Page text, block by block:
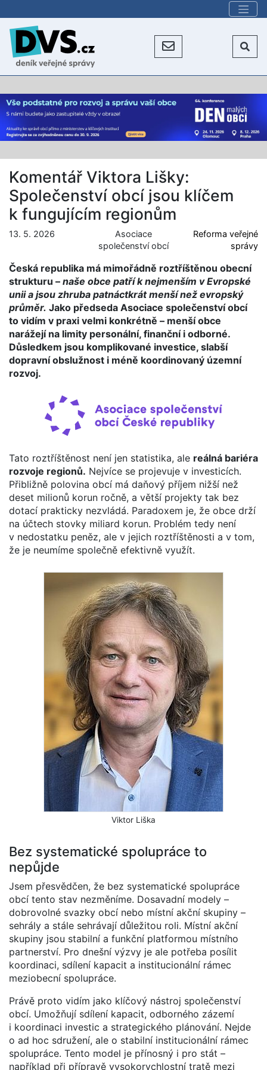
Komentář Viktora Lišky:
Společenství obcí jsou klíčem
k fungujícím regionům
13. 5. 2026
Asociace
společenství obcí
Reforma veřejné
správy
Česká republika má mimořádně roztříštěnou obecní
strukturu – naše obce patří k nejmenším v Evropské
unii a jsou zhruba patnáctkrát menší než evropský
průměr. Jako předseda Asociace společenství obcí
to vidím v praxi velmi konkrétně – menší obce
narážejí na limity personální, finanční i odborné.
Důsledkem jsou komplikované investice, slabší
dopravní obslužnost i méně koordinovaný územní
rozvoj.
Tato roztříštěnost není jen statistika, ale reálná bariéra
rozvoje regionů. Nejvíce se projevuje v investicích.
Přibližně polovina obcí má daňový příjem nižší než
deset milionů korun ročně, a větší projekty tak bez
dotací prakticky nezvládá. Paradoxem je, že obce drží
na účtech stovky miliard korun. Problém tedy není
v nedostatku peněz, ale v jejich roztříštěnosti a v tom,
že je neumíme společně efektivně využít.
Viktor Liška
Bez systematické spolupráce to
nepůjde
Jsem přesvědčen, že bez systematické spolupráce
obcí tento stav nezměníme. Dosavadní modely –
dobrovolné svazky obcí nebo místní akční skupiny –
sehrály a stále sehrávají důležitou roli. Místní akční
skupiny jsou stabilní a funkční platformou místního
partnerství. Pro dnešní výzvy je ale potřeba posílit
koordinaci, sdílení kapacit a institucionální rámec
meziobecní spolupráce.
Právě proto vidím jako klíčový nástroj společenství
obcí. Umožňují sdílení kapacit, odborného zázemí
i koordinaci investic a strategického plánování. Nejde
o ad hoc sdružení, ale o stabilní institucionální rámec
spolupráce. Tento model je přínosný i pro stát –
například při přípravě vysokorychlostní tratě mezi